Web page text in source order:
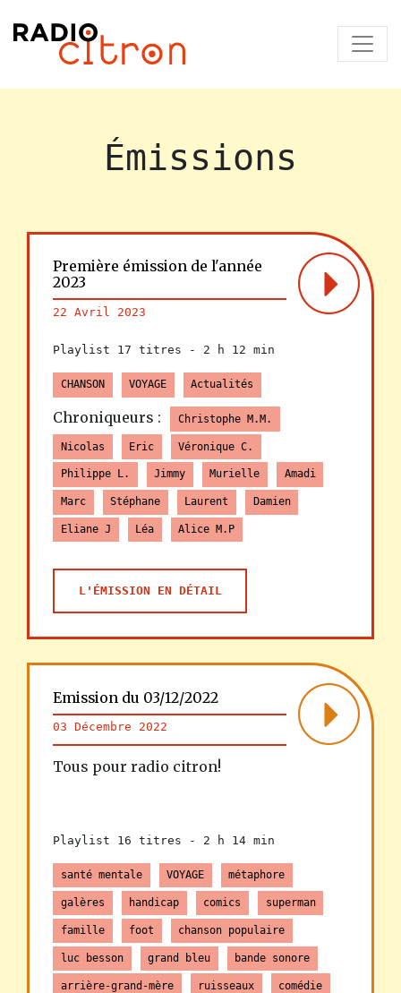
Émissions
Première émission de l'année
2023
22 Avril 2023
Playlist 17 titres - 2 h 12 min
CHANSON VOYAGE Actualités
Chroniqueurs : Christophe M.M.
Nicolas Eric Véronique C.
Philippe L. Jimmy Murielle Amadi
Marc Stéphane Laurent Damien
Eliane J Léa Alice M.P
L'ÉMISSION EN DÉTAIL
Emission du 03/12/2022
03 Décembre 2022
Tous pour radio citron!
Playlist 16 titres - 2 h 14 min
santé mentale VOYAGE métaphore
galères handicap comics superman
famille foot chanson populaire
luc besson grand bleu bande sonore
arrière-grand-mère ruisseaux comédie